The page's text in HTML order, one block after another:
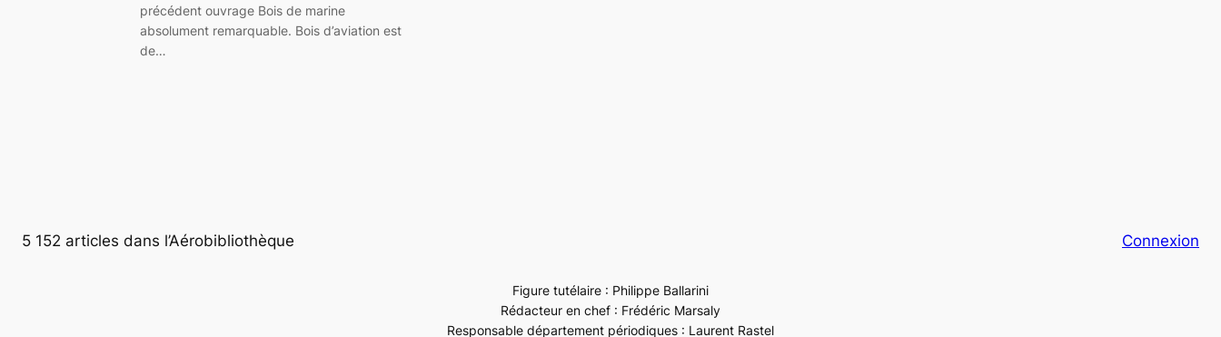
précédent ouvrage Bois de marine
absolument remarquable. Bois d’aviation est
de…
5 152 articles dans l’Aérobibliothèque Connexion
Figure tutélaire : Philippe Ballarini
Rédacteur en chef : Frédéric Marsaly
Responsable département périodiques : Laurent Rastel